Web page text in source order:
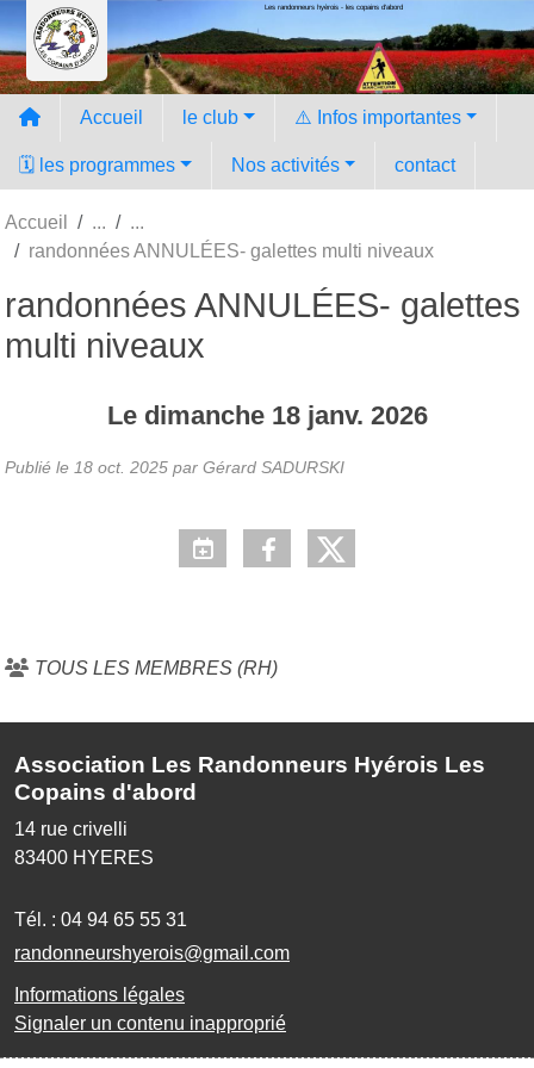
Les randonneurs hyèrois - les copains d'abord
Accueil le club ⚠️ Infos importantes
🗓️ les programmes Nos activités contact
Accueil
randonnées ANNULÉES- galettes multi niveaux
randonnées ANNULÉES- galettes
multi niveaux
Le dimanche 18 janv. 2026
Publié le 18 oct. 2025 par Gérard SADURSKI
TOUS LES MEMBRES (RH)
Association Les Randonneurs Hyérois Les
Copains d'abord
14 rue crivelli
83400 HYERES
Tél. : 04 94 65 55 31
randonneurshyerois@gmail.com
Informations légales
Signaler un contenu inapproprié
Panneau de gestion des cookies